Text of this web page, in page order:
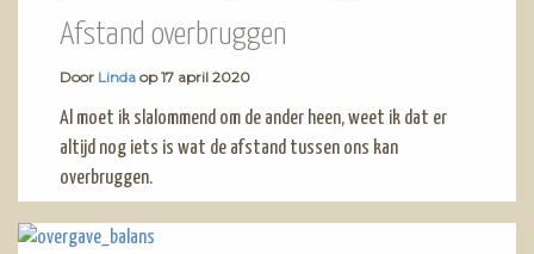
Afstand overbruggen
Door Linda op17 april 2020
Al moet ik slalommend om de ander heen, weet ik dat er
altijd nog iets is wat de afstand tussen ons kan
overbruggen.